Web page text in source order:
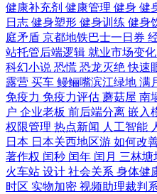
健康补充剂 健康管理 健身 健
日志 健身塑形 健身训练 健身
庭矛盾 京都地铁巴士一日券
站托管后端逻辑 就业市场变化
科幻小说 恐慌 恐龙灭绝快速
露营 买车 鳗鲡嘴滨江绿地 满
免疫力 免疫力评估 蘑菇屋 南
户 企业老板 前后端分离 嵌入
权限管理 热点新闻 人工智能
日本 日本关西地区游 如何改
著作权 闰秒 闰年 闰月 三林塘
火车站 设计 社会关系 身体健
时区 实物加密 视频助理裁判